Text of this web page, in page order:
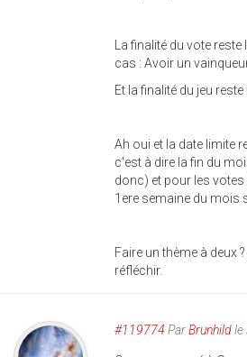
La finalité du vote
cas : Avoir un
Et la finalité du jeu
Ah oui et la date limite
c'est à dire la fin du
donc) et pour les votes
1ere semaine du mois
Faire un thème à deux
réfléchir.
#119774 ParBrunhildle